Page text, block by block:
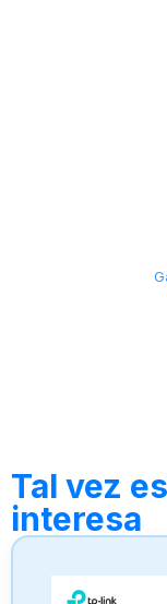
Tal vez
interesa